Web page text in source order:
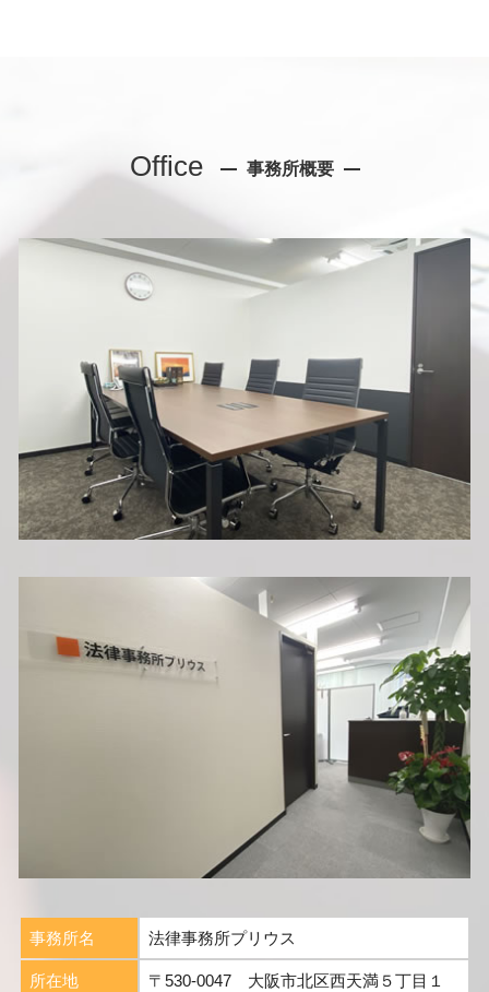
Office 事務所概要
事務所名 法律事務所プリウス
所在地
〒530-0047 大阪市北区西天満５丁目１